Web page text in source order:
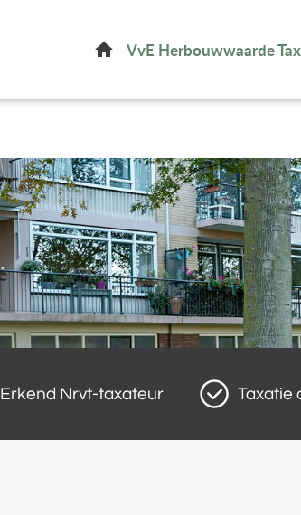
HomeVvE Herbouwwaarde
Erkend Nrvt-taxateur Taxatie